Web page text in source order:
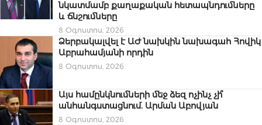
նկատմամբ քաղաքական հետապնդումները
և ճնշումները
8 Օգոստոս, 2026
Ձերբակալվել է ԱԺ նախկին նախագահ Հովիկ
Աբրահամյանի որդին
8 Օգոստոս, 2026
Այս համընկնումների մեջ ձեզ ոչինչ չի՞
անհանգստացնում. Արման Աբովյան
8 Օգոստոս, 2026